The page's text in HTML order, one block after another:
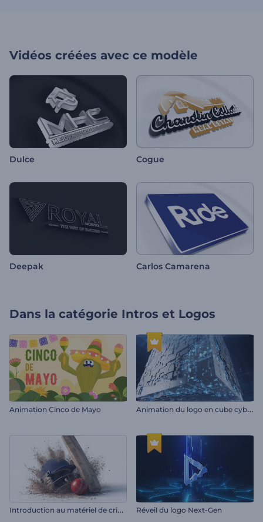
Vidéos créées avec ce modèle
Dulce Cogue
Deepak Carlos Camarena
Dans la catégorie Intros et Logos
Animation Cinco de Mayo A
nimation du logo en cube cybernétique
I
ntroduction au matériel de cricket Réveil du logo Next-Gen